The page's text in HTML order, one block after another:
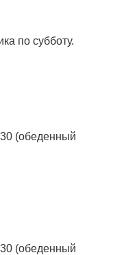
по субботу.
(обеденный
(обеденный